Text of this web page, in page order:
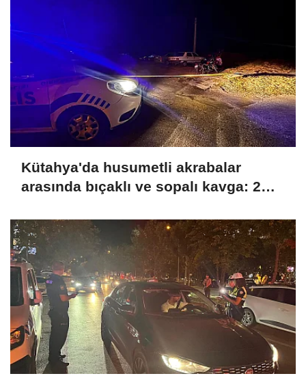
Kütahya'da husumetli akrabalar
arasında bıçaklı ve sopalı kavga: 2